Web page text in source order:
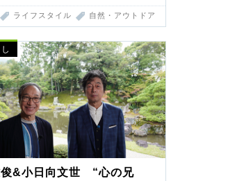
ライフスタイル 自然・アウトドア
俊&小日向文世 “心の兄